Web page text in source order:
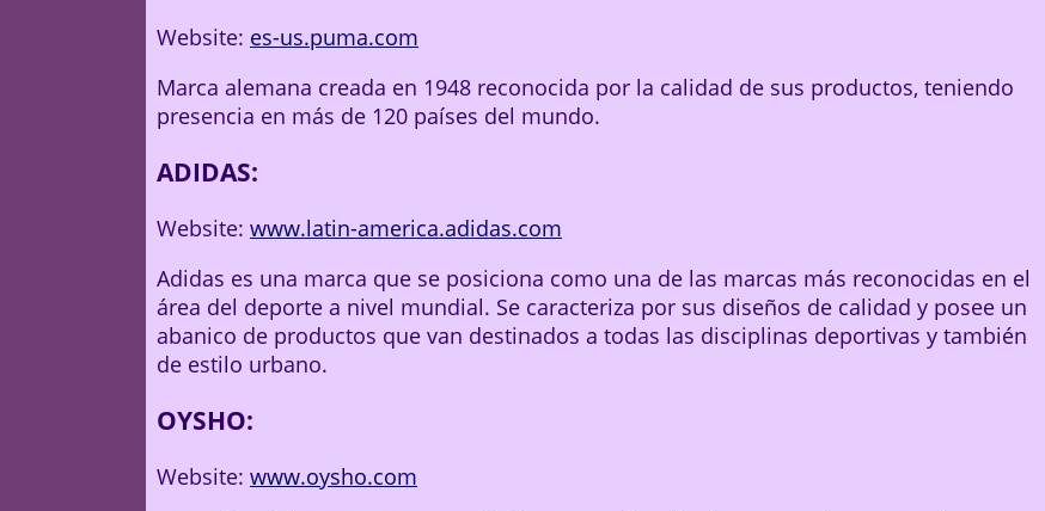
Website: es-us.puma.com
Marca alemana creada en 1948 reconocida por la calidad de sus productos, teniendo
presencia en más de 120 países del mundo.
ADIDAS:
Website: www.latin-america.adidas.com
Adidas es una marca que se posiciona como una de las marcas más reconocidas en el
área del deporte a nivel mundial. Se caracteriza por sus diseños de calidad y posee un
abanico de productos que van destinados a todas las disciplinas deportivas y también
de estilo urbano.
OYSHO:
Website: www.oysho.com